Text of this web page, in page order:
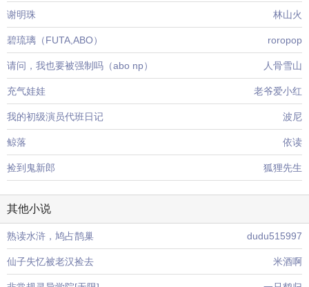
谢明珠 林山火
碧琉璃（FUTA,ABO） roropop
请问，我也要被强制吗（abo np） 人骨雪山
充气娃娃 老爷爱小红
我的初级演员代班日记 波尼
鲸落 依读
捡到鬼新郎 狐狸先生
其他小说
熟读水浒，鸠占鹊巢 dudu515997
仙子失忆被老汉捡去 米酒啊